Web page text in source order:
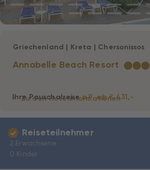
Annabelle Beach Resort ★★★
Griechenland | Kreta | Chersonissos
Zu den Hotelinformationen
Ihre Pauschalreisep.P. ab € 431,-
Reiseteilnehmer
2 Erwachsene
0 Kinder